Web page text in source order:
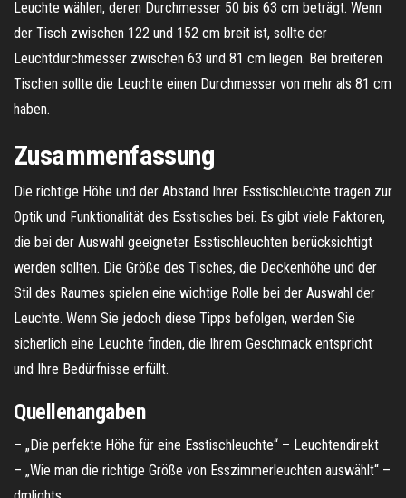
Leuchte wählen, deren Durchmesser 50 bis 63 cm beträgt. Wenn
der Tisch zwischen 122 und 152 cm breit ist, sollte der
Leuchtdurchmesser zwischen 63 und 81 cm liegen. Bei breiteren
Tischen sollte die Leuchte einen Durchmesser von mehr als 81 cm
haben.
Zusammenfassung
Die richtige Höhe und der Abstand Ihrer Esstischleuchte tragen zur
Optik und Funktionalität des Esstisches bei. Es gibt viele Faktoren,
die bei der Auswahl geeigneter Esstischleuchten berücksichtigt
werden sollten. Die Größe des Tisches, die Deckenhöhe und der
Stil des Raumes spielen eine wichtige Rolle bei der Auswahl der
Leuchte. Wenn Sie jedoch diese Tipps befolgen, werden Sie
sicherlich eine Leuchte finden, die Ihrem Geschmack entspricht
und Ihre Bedürfnisse erfüllt.
Quellenangaben
– „Die perfekte Höhe für eine Esstischleuchte“ – Leuchtendirekt
– „Wie man die richtige Größe von Esszimmerleuchten auswählt“ –